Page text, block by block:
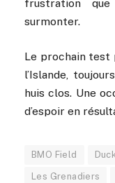
frustration
surmonter.
Le prochain test
l’Islande,
huis clos. Une
d’espoir en
BMO Field
Les Grenadiers